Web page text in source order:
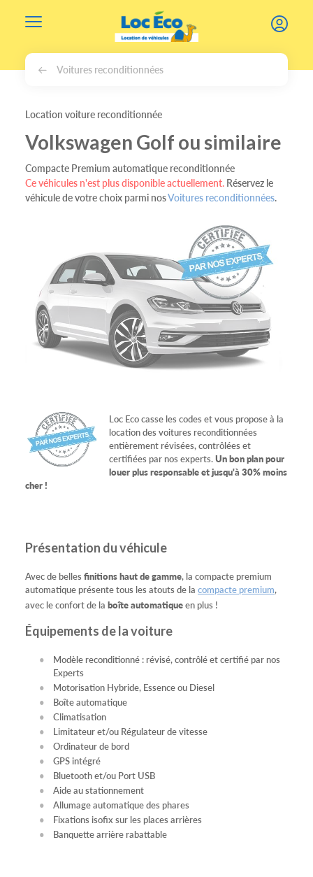
Voitures reconditionnées
Location voiture reconditionnée
Volkswagen Golf ou similaire
Compacte Premium automatique reconditionnée
Ce véhicules n'est plus disponible actuellement. Réservez le
véhicule de votre choix parmi nosVoitures reconditionnées.
Loc Eco casse les codes et vous propose à la
location des voitures reconditionnées
entièrement révisées, contrôlées et
certifiées par nos experts.Un bon plan pour
louer plus responsable et jusqu'à 30% moins
cher !
Présentation du véhicule
Avec de belles finitions haut de gamme, la compacte premium
automatique présente tous les atouts de la compacte premium,
avec le confort de la boîte automatiqueen plus !
Équipements de la voiture
Modèle reconditionné : révisé, contrôlé et certifié par nos
Experts
Motorisation Hybride, Essence ou Diesel
Boîte automatique
Climatisation
Limitateur et/ou Régulateur de vitesse
Ordinateur de bord
GPS intégré
Bluetooth et/ou Port USB
Aide au stationnement
Allumage automatique des phares
Fixations isofix sur les places arrières
Banquette arrière rabattable